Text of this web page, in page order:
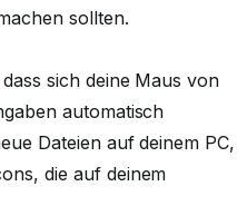
sollten.
sich deine Maus von
automatisch
Dateien auf deinem PC,
die auf deinem